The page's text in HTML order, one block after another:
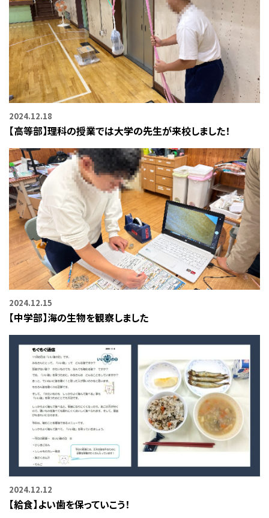
2024.12.18
【高等部】理科の授業では大学の先生が来校しました！
2024.12.15
【中学部】海の生物を観察しました
2024.12.12
【給食】よい歯を保っていこう！